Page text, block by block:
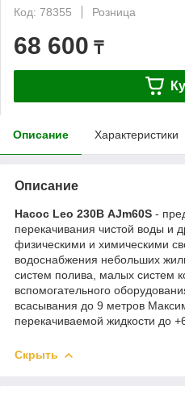
Код: 78355
Розница
68 600 ₸
Описание Характеристики
Описание
Насос Leo 230В AJm60S -
перекачивания чистой воды и
физическими и химическими
водоснабжения небольших
систем полива, малых систем
вспомогательного
всасывания до 9 метров
перекачиваемой жидкости до
Скрыть